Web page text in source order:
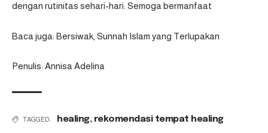
dengan rutinitas sehari-hari. Semoga bermanfaat
Baca juga: Bersiwak, Sunnah Islam yang Terlupakan
Penulis: Annisa Adelina
TAGGED: healing, rekomendasi tempat healing